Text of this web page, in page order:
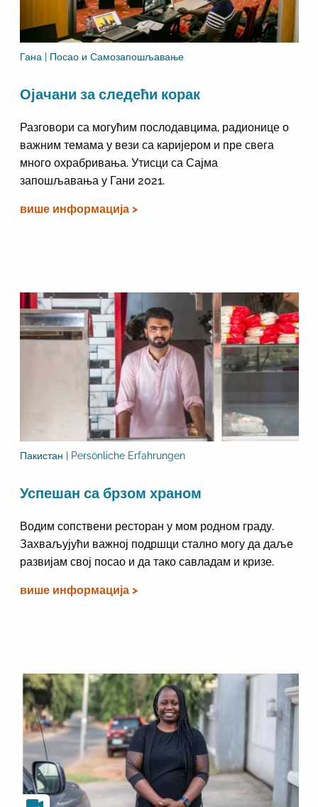
Гана | Посао и Самозапошљавање
Ојачани за следећи корак
Разговори са могућим послодавцима, радионице о
важним темама у вези са каријером и пре свега
много охрабривања. Утисци са Сајма
запошљавања у Гани 2021.
више информација >
Пакистан | Persönliche Erfahrungen
Успешан са брзом храном
Водим сопствени ресторан у мом родном граду.
Захваљујући важној подршци стално могу да даље
развијам свој посао и да тако савладам и кризе.
више информација >